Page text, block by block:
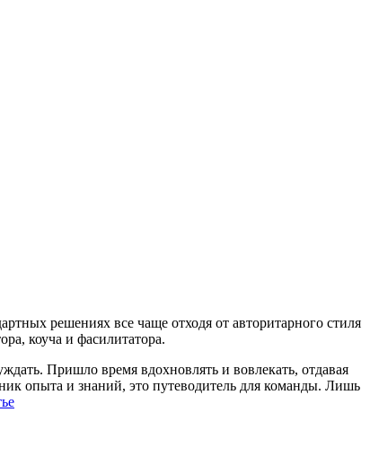
решениях все чаще отходя от авторитарного стиля
коуча и фасилитатора.
Пришло время вдохновлять и вовлекать, отдавая
опыта и знаний, это путеводитель для команды. Лишь